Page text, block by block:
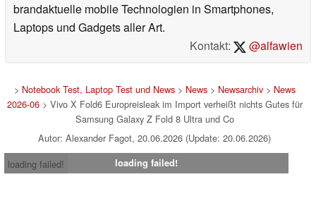
brandaktuelle mobile Technologien in Smartphones,
Laptops und Gadgets aller Art.
Kontakt:
@alfawien
> Notebook Test, Laptop Test und News> News> Newsarchiv> News
2026-06> Vivo X Fold6 Europreisleak im Import verheißt nichts Gutes für
Samsung Galaxy Z Fold 8 Ultra und Co
Autor: Alexander Fagot, 20.06.2026 (Update: 20.06.2026)
loading failed!
loading failed!